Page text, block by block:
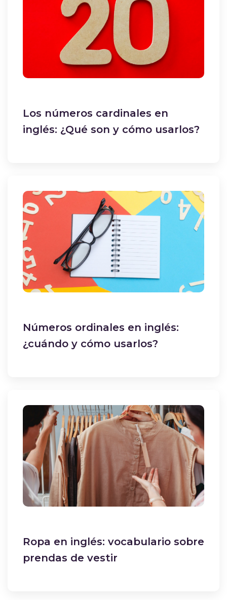
Los números cardinales en
inglés: ¿Qué son y cómo usarlos?
Números ordinales en inglés:
¿cuándo y cómo usarlos?
Ropa en inglés: vocabulario sobre
prendas de vestir